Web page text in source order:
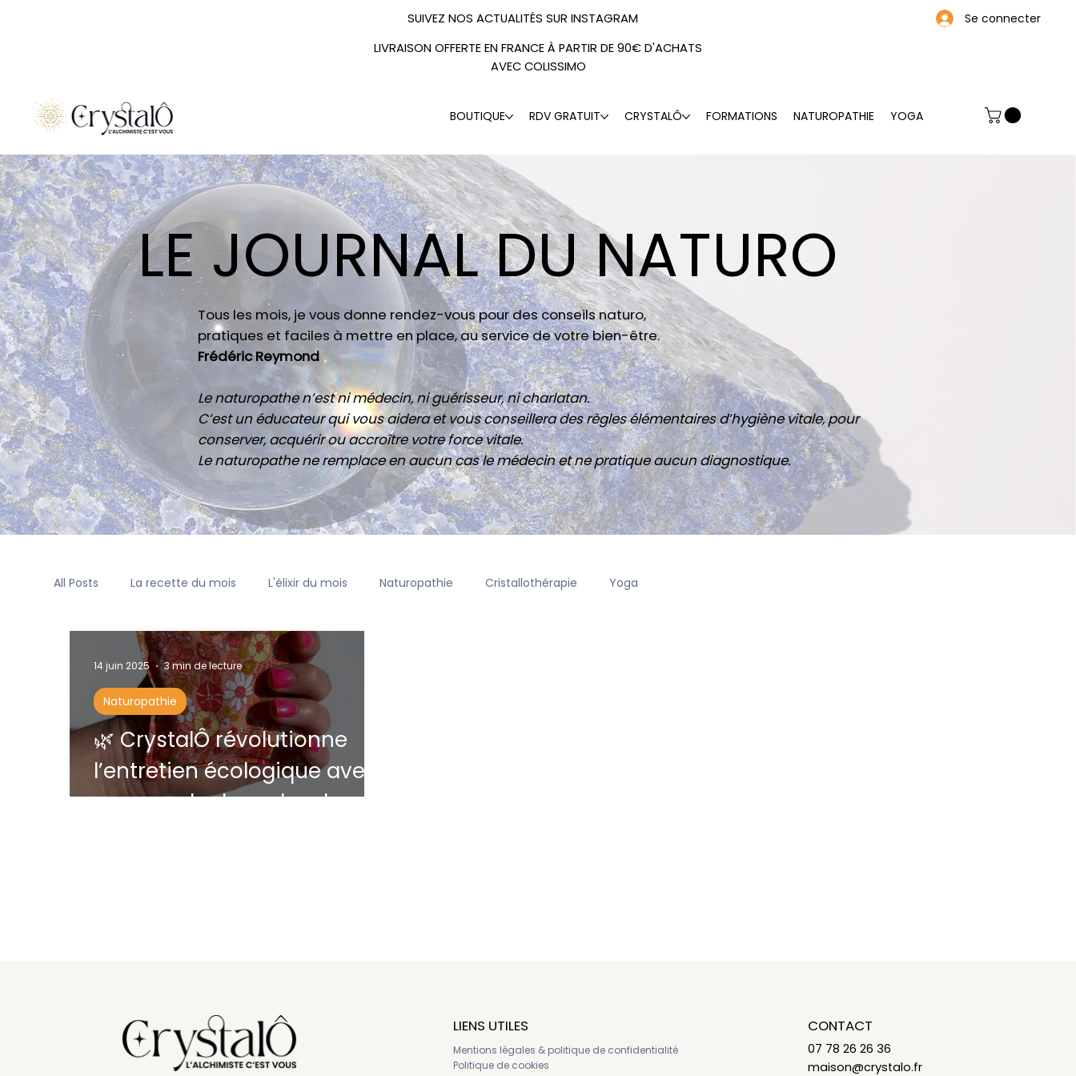
SUIVEZ NOS ACTUALITÉS SUR INSTAGRAM Se connecter
BOUTIQUE RDV GRATUIT CRYSTALÔ FORMATIONS NATUROPATHIE YOGA
LIVRAISON OFFERTE EN FRANCE À PARTIR DE 90€ D'ACHATS
AVEC COLISSIMO
LE JOURNAL DU NATURO
Tous les mois, je vous donne rendez-vous pour des conseils naturo,
pratiques et faciles à mettre en place, au service de votre bien-être.
Frédéric Reymond
Le naturopathe n’est ni médecin, ni guérisseur, ni charlatan.
C’est un éducateur qui vous aidera et vous conseillera des règles élémentaires d’hygiène vitale, pour
conserver, acquérir ou accroître votre force vitale.
Le naturopathe ne remplace en aucun cas le médecin et ne pratique aucun diagnostique.
All Posts La recette du mois L'élixir du mois Naturopathie Cristallothérapie Yoga
🌿 CrystalÔ révolutionne
l’entretien écologique avec
sa capsule de perles de
Naturopathie
14 juin 2025 3 min de lecture
LIENS UTILES
Mentions légales & politique de confidentialité
Politique de cookies
CONTACT
07 78 26 26 36
maison@crystalo.fr